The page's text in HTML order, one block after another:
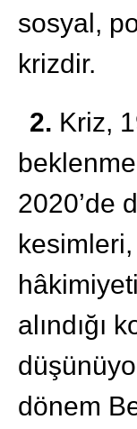
sosyal,
krizdir.
2. Kriz,
2020’de
alındığı
dönem